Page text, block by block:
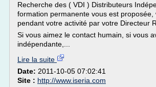
Recherche des ( VDI ) Distributeurs
formation permanente vous est proposée,
pendant votre activité par votre Directeur
Si vous aimez le contact humain, si vous
indépendante,...
Lire la suite
Date: 2011-10-05 07:02:41
Site : http://www.iseria.com